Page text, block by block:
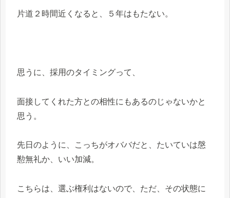
片道２時間近くなると、５年はもたない。
思うに、採用のタイミングって、
面接してくれた方との相性にもあるのじゃないかと
思う。
先日のように、こっちがオババだと、たいていは慇
懃無礼か、いい加減。
こちらは、選ぶ権利はないので、ただ、その状態に